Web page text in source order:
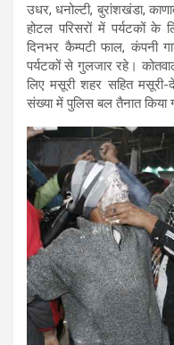
उधर, धनोल्टी, बुरांशखंडा,
होटल परिसरों में पर्यटकों के
दिनभर कैम्पटी फाल, कंपनी
पर्यटकों से गुलजार रहे।
लिए मसूरी शहर सहित मसूरी-
संख्या में पुलिस बल तैनात किया